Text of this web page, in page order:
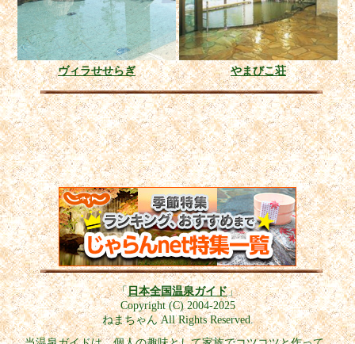
ヴィラせせらぎ やまびこ荘
「日本全国温泉ガイド」
Copyright (C) 2004-2025
ねまちゃん All Rights Reserved.